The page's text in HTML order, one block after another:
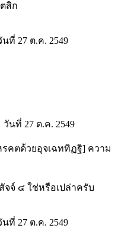
สิก
ที่ 27 ต.ค. 2549
นที่ 27 ต.ค. 2549
คตด้วยอุจเฉททิฏฐิ] ความ
จ์ ๔ ใช่หรือเปล่าครับ
ที่ 27 ต.ค. 2549